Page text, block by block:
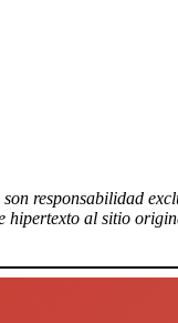
responsabilidad
al sitio